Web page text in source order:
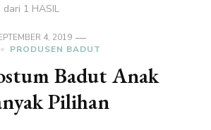
1 HASIL
4, 2019
PRODUSEN BADUT
Badut Anak
Pilihan